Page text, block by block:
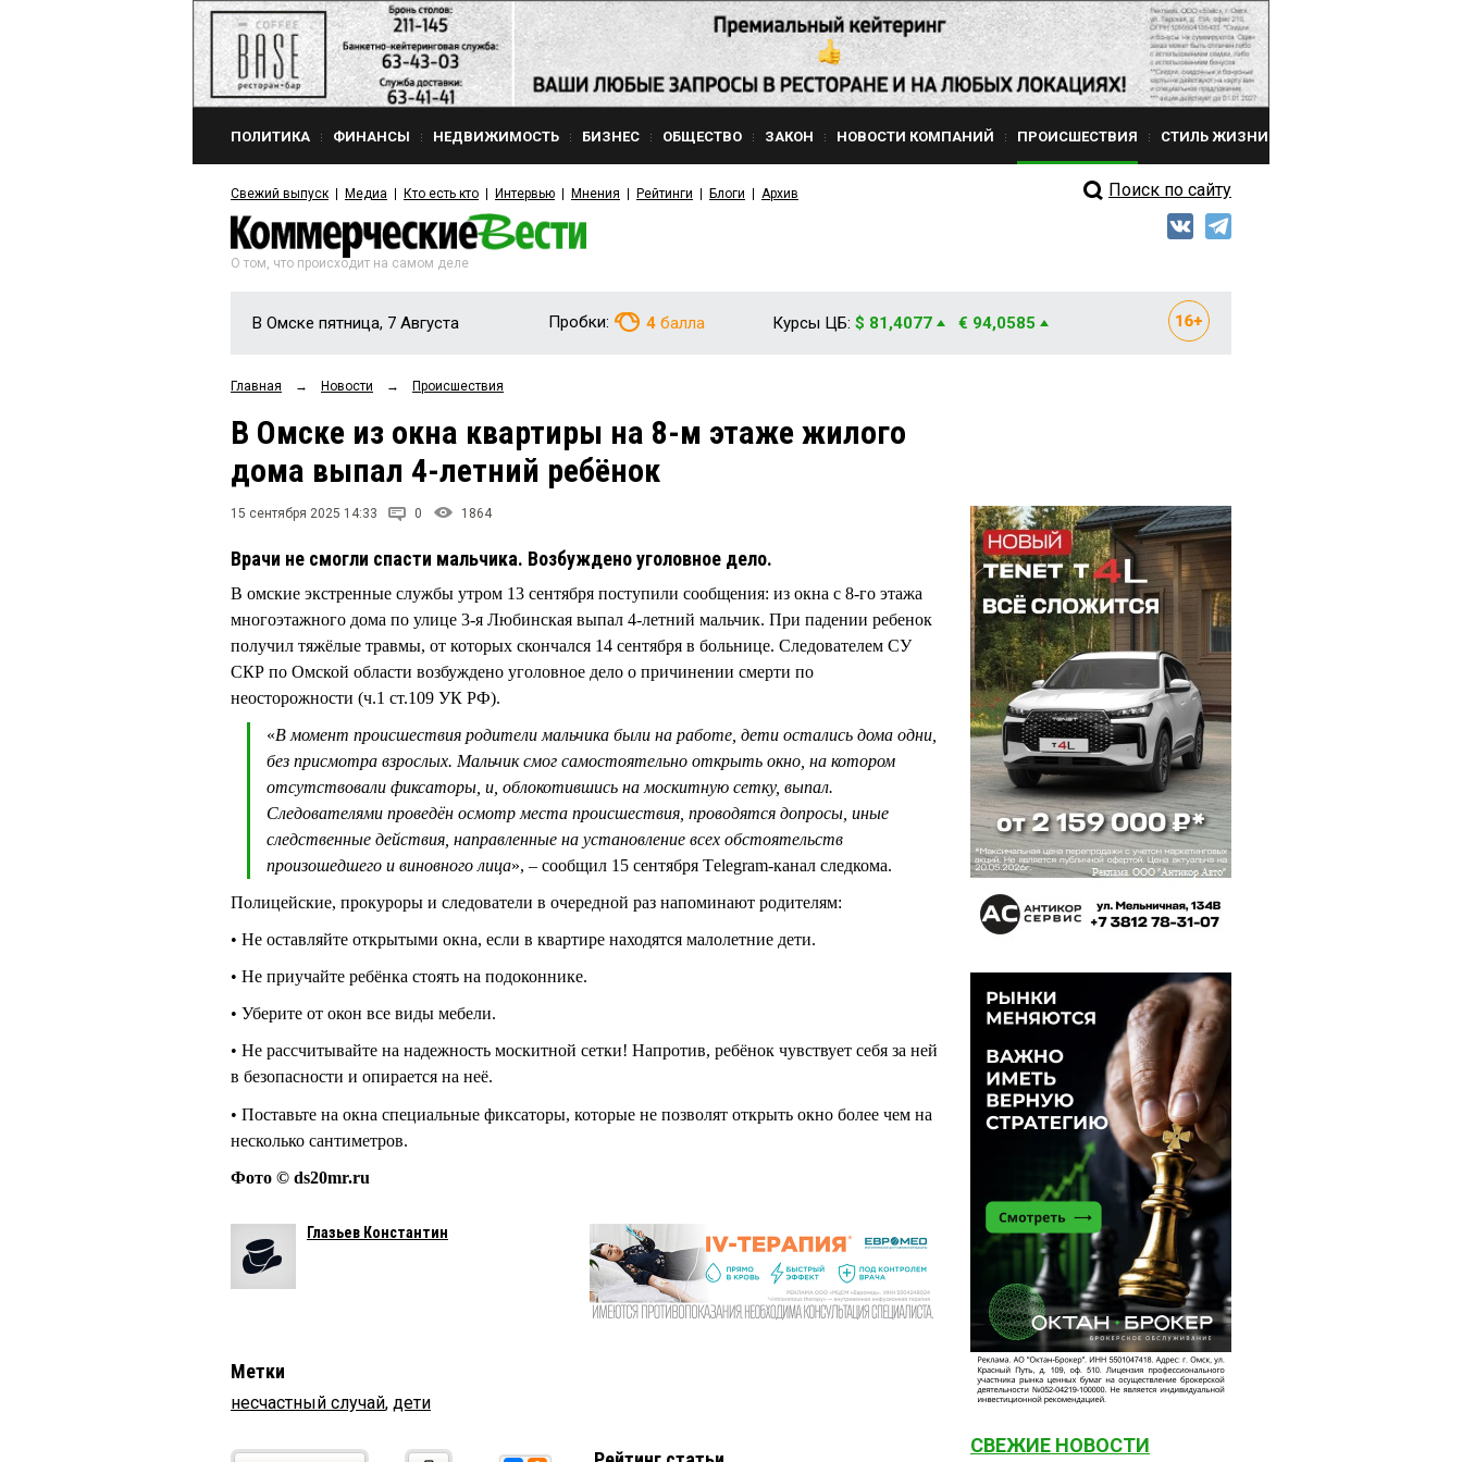
ПОЛИТИКА ФИНАНСЫ НЕДВИЖИМОСТЬ БИЗНЕС ОБЩЕСТВО ЗАКОН НОВОСТИ КОМПАНИЙ ПРОИСШЕСТВИЯ СТИЛЬ ЖИЗНИ
Свежий выпуск Медиа Кто есть кто Интервью Мнения Рейтинги Блоги Архив Поиск по сайту
О том, что происходит на самом деле
В Омске пятница, 7 Августа Пробки: 4 балла Курсы ЦБ: $ 81,4077 € 94,0585
Главная → Новости → Происшествия
В Омске из окна квартиры на 8-м этаже жилого
дома выпал 4-летний ребёнок
15 сентября 2025 14:33 0 1864
Врачи не смогли спасти мальчика. Возбуждено уголовное дело.
В омские экстренные службы утром 13 сентября поступили сообщения: из окна с 8-го этажа
многоэтажного дома по улице 3-я Любинская выпал 4-летний мальчик. При падении ребенок
получил тяжёлые травмы, от которых скончался 14 сентября в больнице. Следователем СУ
СКР по Омской области возбуждено уголовное дело о причинении смерти по
неосторожности (ч.1 ст.109 УК РФ).
«В момент происшествия родители мальчика были на работе, дети остались дома одни,
без присмотра взрослых. Мальчик смог самостоятельно открыть окно, на котором
отсутствовали фиксаторы, и, облокотившись на москитную сетку, выпал.
Следователями проведён осмотр места происшествия, проводятся допросы, иные
следственные действия, направленные на установление всех обстоятельств
произошедшего и виновного лица», – сообщил 15 сентября Тelegram-канал следкома.
Полицейские, прокуроры и следователи в очередной раз напоминают родителям:
• Не оставляйте открытыми окна, если в квартире находятся малолетние дети.
• Не приучайте ребёнка стоять на подоконнике.
• Уберите от окон все виды мебели.
• Не рассчитывайте на надежность москитной сетки! Напротив, ребёнок чувствует себя за ней
в безопасности и опирается на неё.
• Поставьте на окна специальные фиксаторы, которые не позволят открыть окно более чем на
несколько сантиметров.
Фото © ds20mr.ru
Глазьев Константин
Метки
несчастный случай, дети
СВЕЖИЕ НОВОСТИ